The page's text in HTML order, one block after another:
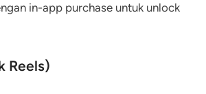
in-app purchase untuk unlock
Reels)